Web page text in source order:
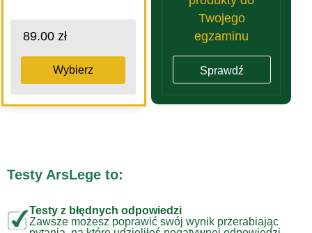
89.00 zł
Wybierz
Twojego
egzaminu
Sprawdź
Testy ArsLege to:
Testy z błędnych odpowiedzi
Zawsze możesz poprawić swój wynik przerabiając